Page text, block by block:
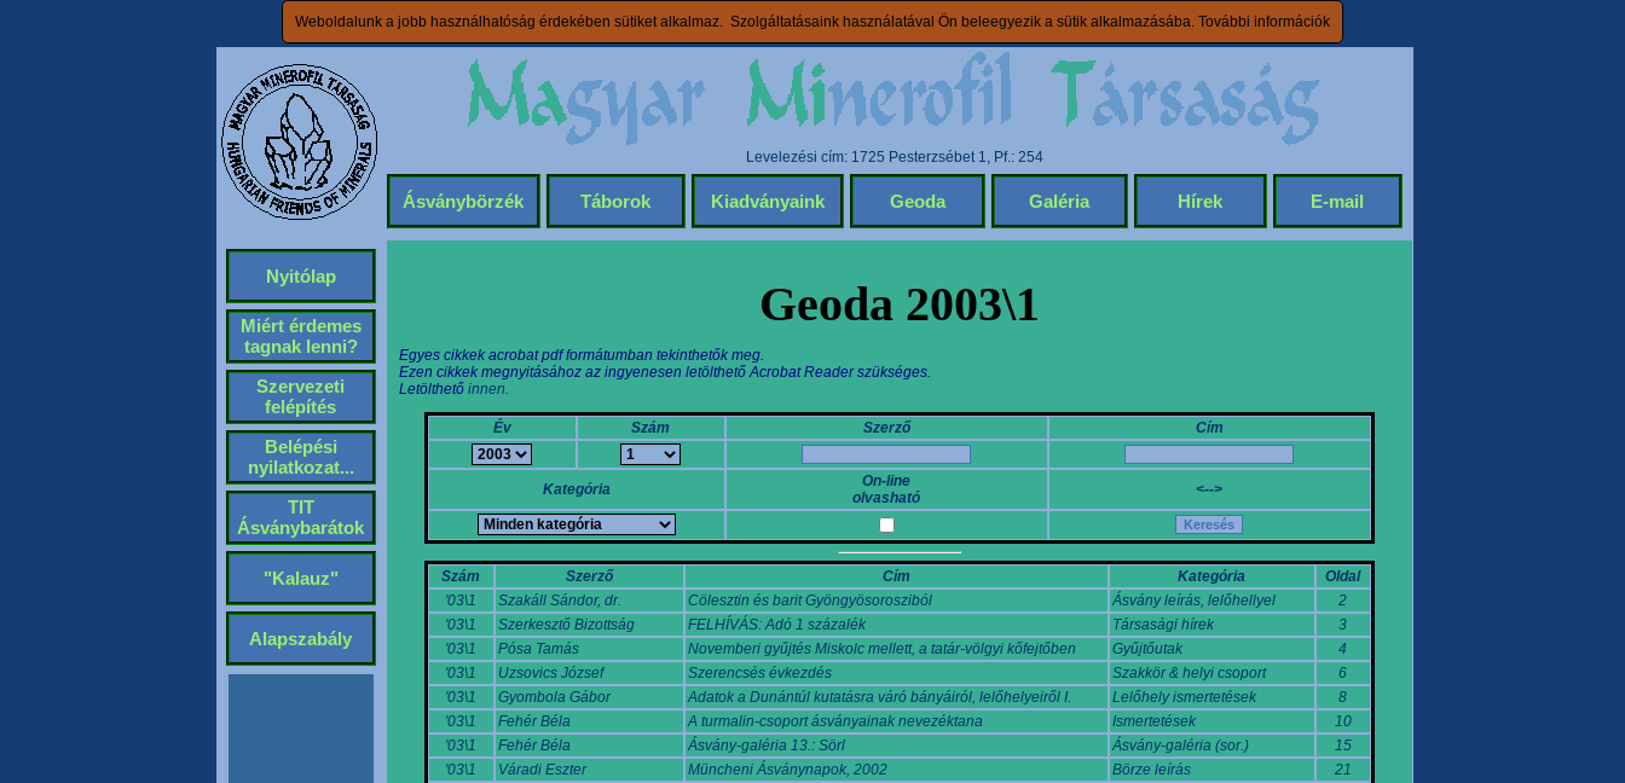
Weboldalunk a jobb használhatóság érdekében sütiket alkalmaz. Szolgáltatásaink használatával Ön beleegyezik a sütik alkalmazásába. További információk
Levelezési cím: 1725 Pesterzsébet 1, Pf.: 254
Ásványbörzék Táborok Kiadványaink Geoda Galéria Hírek E-mail
Nyitólap
Miért érdemes
tagnak lenni?
Szervezeti
felépítés
Belépési
nyilatkozat...
TIT
Ásványbarátok
"Kalauz"
Alapszabály
Geoda 2003\1
Egyes cikkek acrobat pdf formátumban tekinthetők meg.
Ezen cikkek megnyitásához az ingyenesen letölthető Acrobat Reader szükséges.
Letölthető innen.
Év Szám Szerző Cím
Kategória
On-line
olvasható
<-->
Szám Szerző Cím Kategória
Oldal
'03\1
Szakáll Sándor, dr. Cölesztin és barit Gyöngyösorosziból Ásvány leírás, lelőhellyel
2
'03\1
Szerkesztő Bizottság FELHÍVÁS: Adó 1 százalék Társasági hírek
3
'03\1
Pósa Tamás Novemberi gyűjtés Miskolc mellett, a tatár-völgyi kőfejtőben Gyűjtőutak
4
'03\1
Uzsovics József Szerencsés évkezdés Szakkör & helyi csoport
6
'03\1
Gyombola Gábor Adatok a Dunántúl kutatásra váró bányáiról, lelőhelyeiről I. Lelőhely ismertetések
8
'03\1
Fehér Béla A turmalin-csoport ásványainak nevezéktana Ismertetések
10
'03\1
Fehér Béla Ásvány-galéria 13.: Sörl Ásvány-galéria (sor.)
15
'03\1
Váradi Eszter Müncheni Ásványnapok, 2002 Börze leírás
21